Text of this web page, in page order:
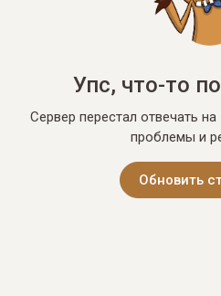
Упс, что-то
Сервер перестал отвечать
проблемы и
Обновить